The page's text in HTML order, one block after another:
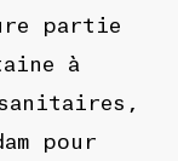
partie
à
pour